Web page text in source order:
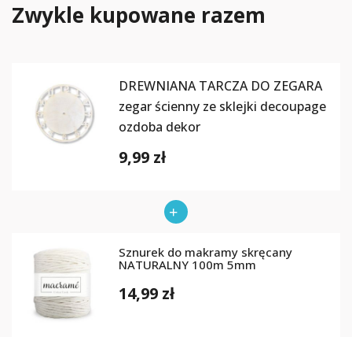
Zwykle kupowane razem
DREWNIANA TARCZA DO ZEGARA
zegar ścienny ze sklejki decoupage
ozdoba dekor
9,99 zł
Sznurek do makramy skręcany
NATURALNY 100m 5mm
14,99 zł